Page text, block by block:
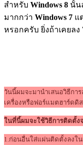
สำหรับ Windows 8 นั้น
มากกว่า Windows 7 แ
หรอกครับ ยิ่งถ้าเคยลง
วันนี้ผมจะมานำเสนอวิธีการ
เครื่องหรือฟอร์แมตฮาร์ดดิ
ในที่นี้ผมจะใช้วิธีการติดตั้ง
1.ก่อนอื่นใส่แผ่นติดตั้งลงใ